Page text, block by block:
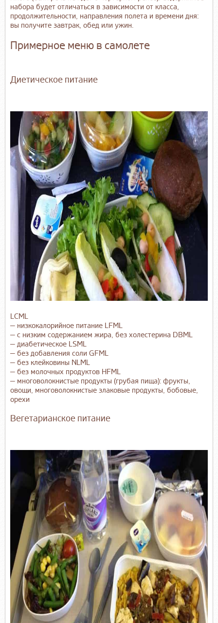
набора будет отличаться в зависимости от класса,
продолжительности, направления полета и времени дня:
вы получите завтрак, обед или ужин.
Примерное меню в самолете
Диетическое питание
LCML
— низкокалорийное питание LFML
— с низким содержанием жира, без холестерина DBML
— диабетическое LSML
— без добавления соли GFML
— без клейковины NLML
— без молочных продуктов HFML
— многоволокнистые продукты (грубая пища): фрукты,
овощи, многоволокнистые злаковые продукты, бобовые,
орехи
Вегетарианское питание